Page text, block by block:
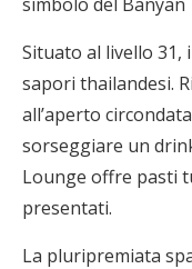
Situato al livello 31,
sapori thailandesi.
all’aperto
sorseggiare un
Lounge offre pasti
presentati.
La pluripremiata